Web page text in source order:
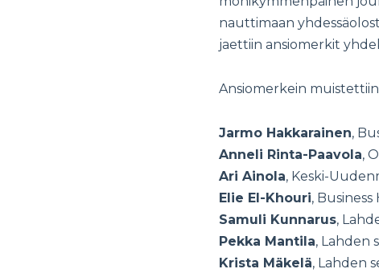
nauttimaan
jaettiin ansiomerkit
Ansiomerkein
Jarmo Hakkarainen,
Anneli Rinta-Paavola,
Ari Ainola, Keski-
Elie El-Khouri,
Samuli Kunnarus,
Pekka Mantila, Lahden
Krista Mäkelä, Lahden